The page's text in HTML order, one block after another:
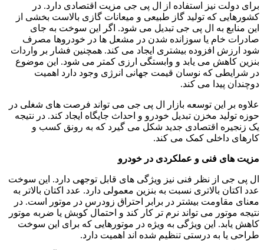
برای دولت نیز استفاده از ال پی جی مزیت اقتصادی دارد. در
کشورهایی که تولید گاز طبیعی و میعانات گازی بالاست بخشی از
این منابع به ال پی جی تبدیل می شود. اگر این سوخت به جای
صادرات خام یا سوزانده شدن در مشعل ها در خودروها مصرف
شود ارزش افزوده بیشتری ایجاد می کند. همچنین فشار بر واردات
بنزین کاهش می یابد و وابستگی ارزی کمتر می شود. این موضوع
در شرایطی که نوسان قیمت جهانی انرژی وجود دارد اهمیت
دوچندان پیدا می کند.
علاوه بر این توسعه بازار ال پی جی می تواند فرصت های شغلی در
حوزه تولید مخزن تبدیل خودرو و احداث جایگاه ایجاد کند. در نتیجه
یک زنجیره اقتصادی جدید شکل می گیرد که به رونق کسب و
کارهای داخلی کمک می کند.
مزیت های فنی و عملکردی در خودرو
ال پی جی از نظر فنی نیز ویژگی های قابل توجهی دارد. این سوخت
عدد اکتان بالاتری نسبت به بنزین معمولی دارد. عدد اکتان بالاتر به
معنای مقاومت بیشتر در برابر احتراق زودرس در موتور است. در
نتیجه موتور می تواند نرم تر کار کند و احتمال کوبش یا ضربه موتور
کاهش یابد. این ویژگی به ویژه در موتورهایی که برای این سوخت
طراحی یا به درستی تنظیم شده اند اهمیت دارد.